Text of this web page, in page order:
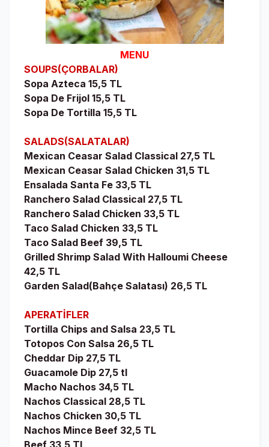
MENU
SOUPS(ÇORBALAR)
Sopa Azteca 15,5 TL
Sopa De Frijol 15,5 TL
Sopa De Tortilla 15,5 TL
SALADS(SALATALAR)
Mexican Ceasar Salad Classical 27,5 TL
Mexican Ceasar Salad Chicken 31,5 TL
Ensalada Santa Fe 33,5 TL
Ranchero Salad Classical 27,5 TL
Ranchero Salad Chicken 33,5 TL
Taco Salad Chicken 33,5 TL
Taco Salad Beef 39,5 TL
Grilled Shrimp Salad With Halloumi Cheese
42,5 TL
Garden Salad(Bahçe Salatası) 26,5 TL
APERATİFLER
Tortilla Chips and Salsa 23,5 TL
Totopos Con Salsa 26,5 TL
Cheddar Dip 27,5 TL
Guacamole Dip 27,5 tl
Macho Nachos 34,5 TL
Nachos Classical 28,5 TL
Nachos Chicken 30,5 TL
Nachos Mince Beef 32,5 TL
Beef 33,5 TL